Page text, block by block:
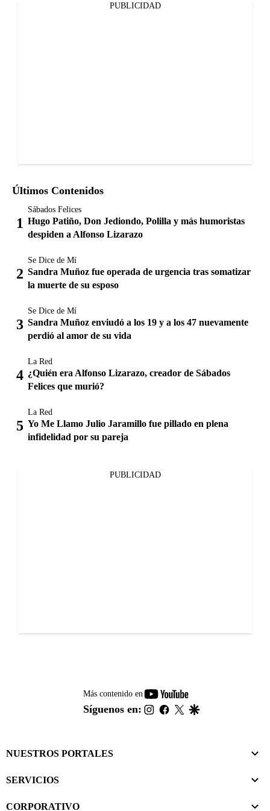
PUBLICIDAD
Últimos Contenidos
Sábados Felices
Hugo Patiño, Don Jediondo, Polilla y más humoristas
despiden a Alfonso Lizarazo
Se Dice de Mí
Sandra Muñoz fue operada de urgencia tras somatizar
la muerte de su esposo
Se Dice de Mí
Sandra Muñoz enviudó a los 19 y a los 47 nuevamente
perdió al amor de su vida
La Red
¿Quién era Alfonso Lizarazo, creador de Sábados
Felices que murió?
La Red
Yo Me Llamo Julio Jaramillo fue pillado en plena
infidelidad por su pareja
PUBLICIDAD
Más contenido en
youtube-
footer
Síguenos en: instagram
facebook
twitter
NUESTROS PORTALES
SERVICIOS
CORPORATIVO